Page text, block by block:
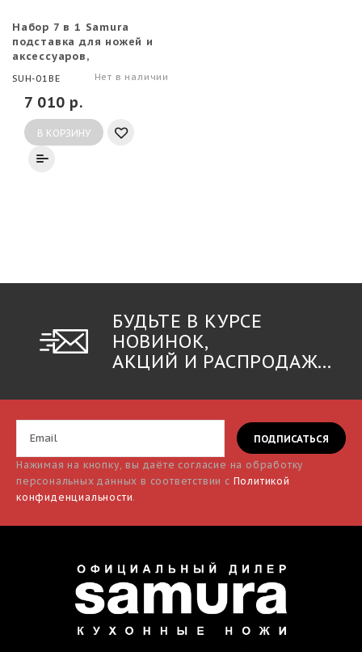
Набор 7 в 1 Samura
подставка для ножей и
аксессуаров,
разделочная доска, 5
аксессуаров, бежевая
SUH-01BE Нет в наличии
7 010 р.
В КОРЗИНУ
БУДЬТЕ В КУРСЕ
НОВИНОК,
АКЦИЙ И РАСПРОДАЖ...
Нажимая на кнопку, вы даёте согласие на обработку
персональных данных в соответствии с Политикой
конфиденциальности.